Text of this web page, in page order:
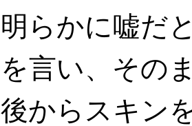
明らかに嘘だ
を言い、その
後からスキン